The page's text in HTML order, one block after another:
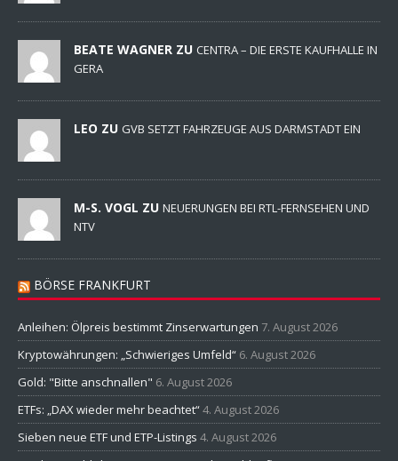
BEATE WAGNER ZU CENTRA – DIE ERSTE KAUFHALLE IN
GERA
LEO ZU GVB SETZT FAHRZEUGE AUS DARMSTADT EIN
M-S. VOGL ZU NEUERUNGEN BEI RTL-FERNSEHEN UND
NTV
BÖRSE FRANKFURT
Anleihen: Ölpreis bestimmt Zinserwartungen 7. August 2026
Kryptowährungen: „Schwieriges Umfeld“ 6. August 2026
Gold: "Bitte anschnallen" 6. August 2026
ETFs: „DAX wieder mehr beachtet“4. August 2026
Sieben neue ETF und ETP-Listings 4. August 2026